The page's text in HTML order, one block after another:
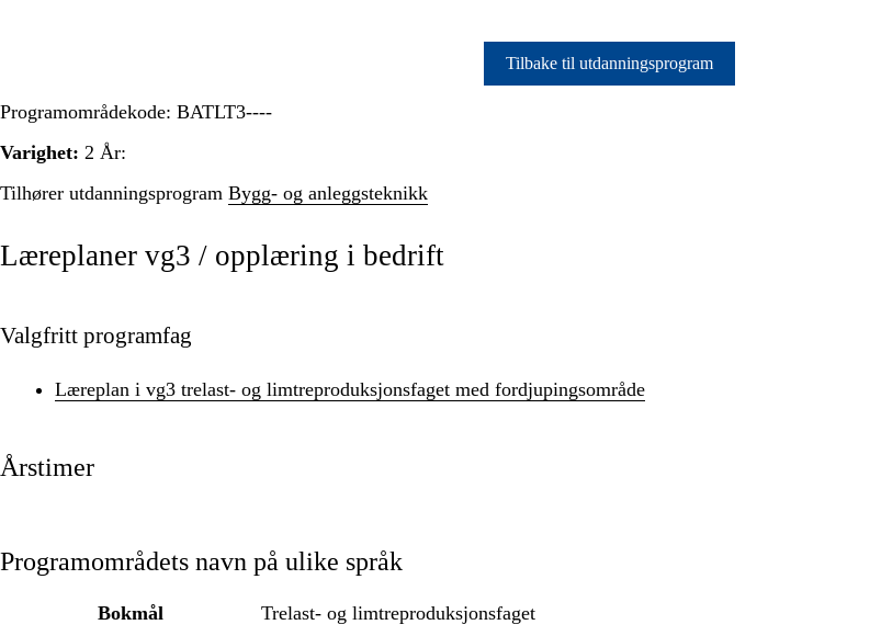
Tilbake til utdanningsprogram
Programområdekode: BATLT3----
Varighet: 2 År:
Tilhører utdanningsprogram Bygg- og anleggsteknikk
Læreplaner vg3 / opplæring i bedrift
Valgfritt programfag
Læreplan i vg3 trelast- og limtreproduksjonsfaget med fordjupingsområde
Årstimer
Programområdets navn på ulike språk
Bokmål
Trelast- og limtreproduksjonsfaget